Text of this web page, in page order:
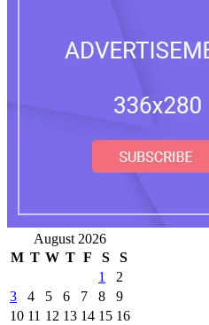
August 2026
M T W T F S
S
1
2
3
4 5 6 7 8
9
10 11 12 13 14 15 16